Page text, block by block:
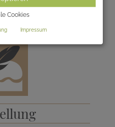
gemeinsam mit Ihnen
zur individuellen
Cookies
Impressum